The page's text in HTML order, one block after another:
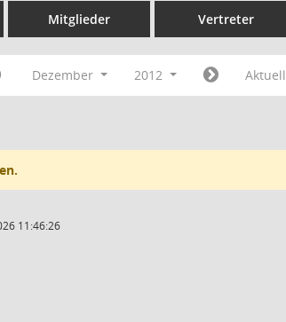
Mitglieder Vertreter
Dezember 2012 Aktuell
11:46:26